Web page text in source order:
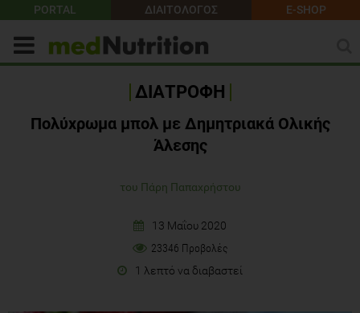
PORTAL ΔΙΑΙΤΟΛΟΓΟΣ E-SHOP
ΔΙΑΤΡΟΦΗ
Πολύχρωμα μπολ με Δημητριακά Ολικής
Άλεσης
του Πάρη Παπαχρήστου
13 Μαΐου 2020
23346 Προβολές
1 λεπτό να διαβαστεί